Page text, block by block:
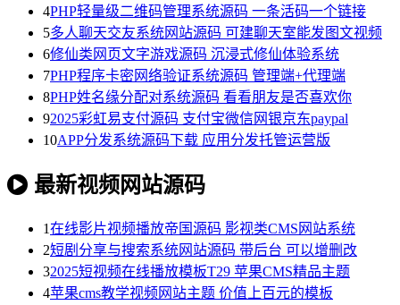
4PHP轻量级二维码管理系统源码 一条活码一个链接
5多人聊天交友系统网站源码 可建聊天室能发图文视频
6修仙类网页文字游戏源码 沉浸式修仙体验系统
7PHP程序卡密网络验证系统源码 管理端+代理端
8PHP姓名缘分配对系统源码 看看朋友是否喜欢你
92025彩虹易支付源码 支付宝微信网银京东paypal
10APP分发系统源码下载 应用分发托管运营版
最新视频网站源码
1在线影片视频播放帝国源码 影视类CMS网站系统
2短剧分享与搜索系统网站源码 带后台 可以增删改
32025短视频在线播放模板T29 苹果CMS精品主题
4苹果cms教学视频网站主题 价值上百元的模板